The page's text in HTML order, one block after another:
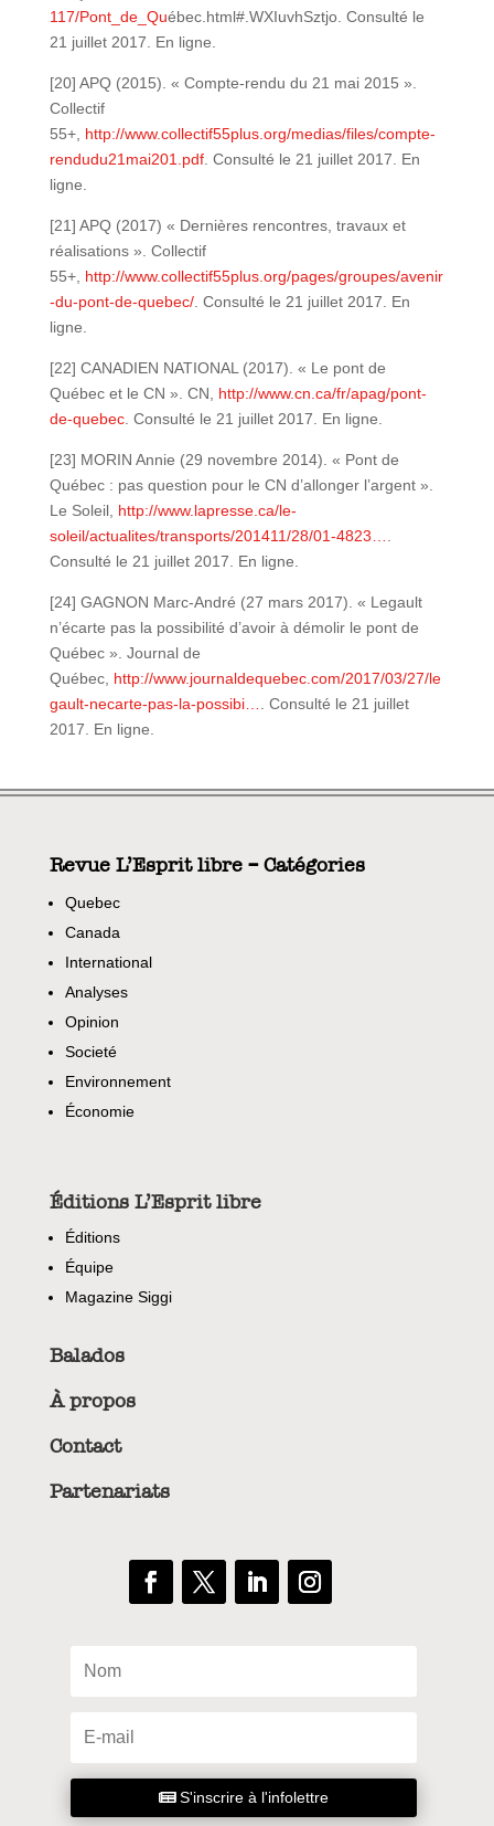
117/Pont_de_Québec.html#.WXIuvhSztjo. Consulté le
21 juillet 2017. En ligne.
[20] APQ (2015). « Compte-rendu du 21 mai 2015 ».
Collectif
55+, http://www.collectif55plus.org/medias/files/compte-
rendudu21mai201.pdf. Consulté le 21 juillet 2017. En
ligne.
[21] APQ (2017) « Dernières rencontres, travaux et
réalisations ». Collectif
55+, http://www.collectif55plus.org/pages/groupes/avenir
-du-pont-de-quebec/. Consulté le 21 juillet 2017. En
ligne.
[22] CANADIEN NATIONAL (2017). « Le pont de
Québec et le CN ». CN, http://www.cn.ca/fr/apag/pont-
de-quebec. Consulté le 21 juillet 2017. En ligne.
[23] MORIN Annie (29 novembre 2014). « Pont de
Québec : pas question pour le CN d’allonger l’argent ».
Le Soleil, http://www.lapresse.ca/le-
soleil/actualites/transports/201411/28/01-4823…
Consulté le 21 juillet 2017. En ligne.
[24] GAGNON Marc-André (27 mars 2017). « Legault
n’écarte pas la possibilité d’avoir à démolir le pont de
Québec ». Journal de
Québec, http://www.journaldequebec.com/2017/03/27/le
gault-necarte-pas-la-possibi…
. Consulté le 21 juillet
2017. En ligne.
Revue L’Esprit libre – Catégories
Quebec
Canada
International
Analyses
Opinion
Societé
Environnement
Économie
Éditions L’Esprit libre
Éditions
Équipe
Magazine Siggi
Balados
À propos
Contact
Partenariats
S'inscrire à l'infolettre